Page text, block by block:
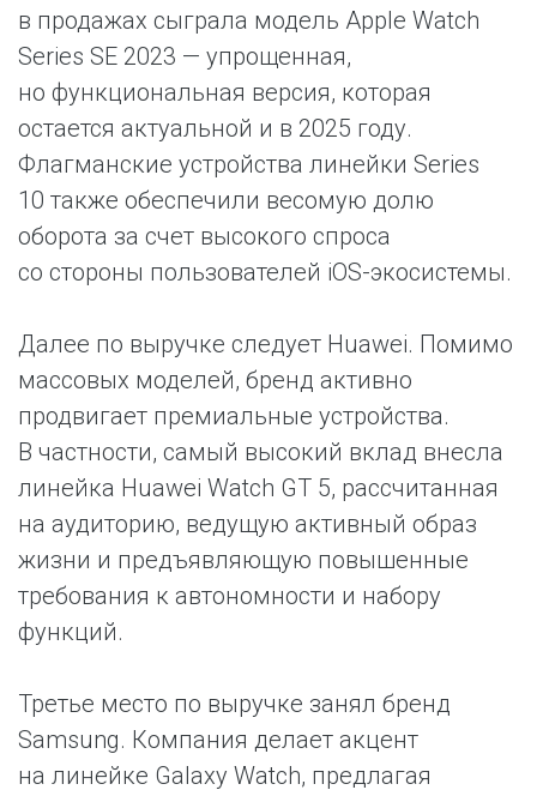
в продажах сыграла модель Apple Watch
Series SE 2023 — упрощенная,
но функциональная версия, которая
остается актуальной и в 2025 году.
Флагманские устройства линейки Series
10 также обеспечили весомую долю
оборота за счет высокого спроса
со стороны пользователей iOS-экосистемы.
Далее по выручке следует Huawei. Помимо
массовых моделей, бренд активно
продвигает премиальные устройства.
В частности, самый высокий вклад внесла
линейка Huawei Watch GT 5, рассчитанная
на аудиторию, ведущую активный образ
жизни и предъявляющую повышенные
требования к автономности и набору
функций.
Третье место по выручке занял бренд
Samsung. Компания делает акцент
на линейке Galaxy Watch, предлагая